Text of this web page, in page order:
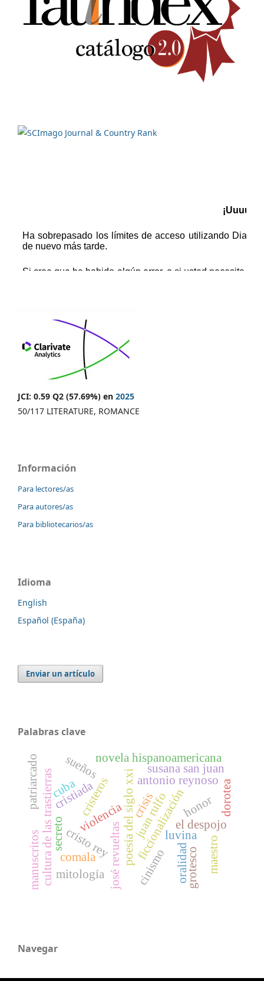
JCI: 0.59 Q2 (57.69%) en 2025
50/117 LITERATURE, ROMANCE
Información
Para lectores/as
Para autores/as
Para bibliotecarios/as
Idioma
English
Español (España)
Enviar un artículo
Palabras clave
poesía del siglo xxificcionalización
cristeros
cristiada
luvina
cultura de las trastierras oralidad
violencia
josé revueltas
antonio reynoso
el despojo
novela hispanoamericana
juan rulfo
cristo rey
dorotea
comala
sueños
patriarcado susana san juan
cinismo maestro
mitología
secreto
crisis honor
grotesco
cuba
manuscritos
Navegar